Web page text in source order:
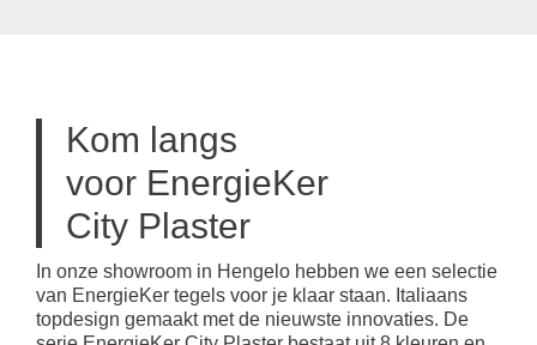
Kom langs
voor EnergieKer
City Plaster
In onze showroom in Hengelo hebben we een selectie
van EnergieKer tegels voor je klaar staan. Italiaans
topdesign gemaakt met de nieuwste innovaties. De